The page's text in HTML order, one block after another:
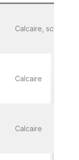
Calcaire, schiste
Calcaire
Calcaire